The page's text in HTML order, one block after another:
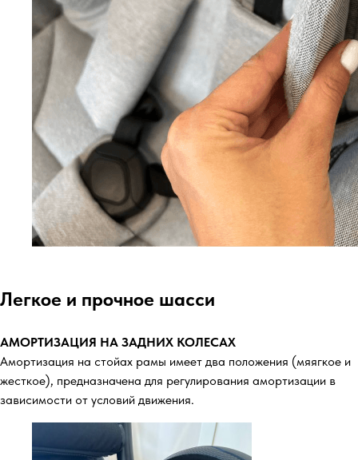
Легкое и прочное шасси
АМОРТИЗАЦИЯ НА ЗАДНИХ КОЛЕСАХ
Амортизация на стойах рамы имеет два положения (мяягкое и
жесткое), предназначена для регулирования амортизации в
зависимости от условий движения.